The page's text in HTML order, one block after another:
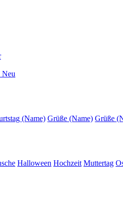
(Name) Grüße (Name) Grüße
Halloween Hochzeit Muttertag